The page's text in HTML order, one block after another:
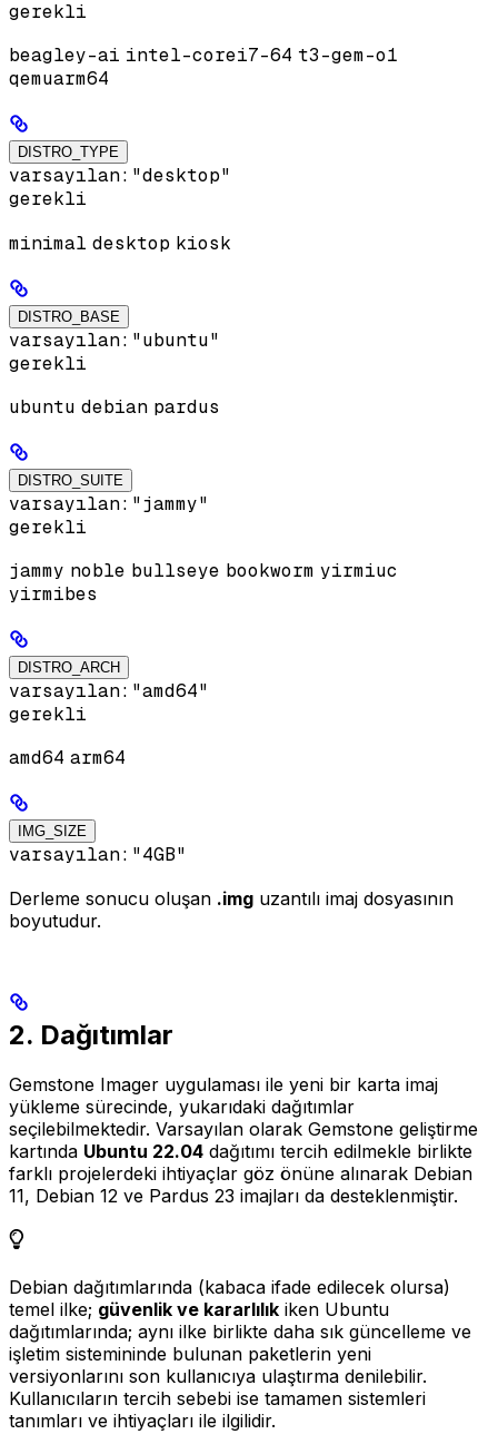
gerekli
beagley-ai intel-corei7-64 t3-gem-o1
qemuarm64
DISTRO_TYPE
varsayılan: "desktop"
gerekli
minimal desktop kiosk
DISTRO_BASE
varsayılan: "ubuntu"
gerekli
ubuntu debian pardus
DISTRO_SUITE
varsayılan: "jammy"
gerekli
jammy noble bullseye bookworm yirmiuc
yirmibes
DISTRO_ARCH
varsayılan: "amd64"
gerekli
amd64 arm64
IMG_SIZE
varsayılan: "4GB"
Derleme sonucu oluşan .img uzantılı imaj dosyasının
boyutudur.
2. Dağıtımlar
Gemstone Imager uygulaması ile yeni bir karta imaj
yükleme sürecinde, yukarıdaki dağıtımlar
seçilebilmektedir. Varsayılan olarak Gemstone geliştirme
kartında Ubuntu 22.04 dağıtımı tercih edilmekle birlikte
farklı projelerdeki ihtiyaçlar göz önüne alınarak Debian
11, Debian 12 ve Pardus 23 imajları da desteklenmiştir.
Debian dağıtımlarında (kabaca ifade edilecek olursa)
temel ilke; güvenlik ve kararlılık iken Ubuntu
dağıtımlarında; aynı ilke birlikte daha sık güncelleme ve
işletim sistemininde bulunan paketlerin yeni
versiyonlarını son kullanıcıya ulaştırma denilebilir.
Kullanıcıların tercih sebebi ise tamamen sistemleri
tanımları ve ihtiyaçları ile ilgilidir.